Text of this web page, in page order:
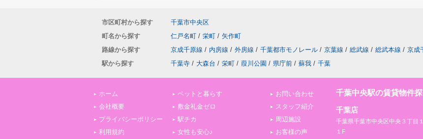
市区町村から探す
千葉市中央区
町名から探す
仁戸名町 / 栄町 / 矢作町
路線から探す
京成千原線 / 内房線 / 外房線 / 千葉都市モノレール / 京葉線 / 総武線 / 総武本線 / 京成
駅から探す
千葉寺 / 大森台 / 栄町 / 葭川公園 / 県庁前 / 蘇我 / 千葉
ホーム
会社概要
プライバシーポリシー
利用規約
ペットと暮らす
敷金礼金ゼロ
駅チカ
女性も安心♪
お問い合わせ
スタッフ紹介
周辺施設
お客様の声
千葉中央駅の賃貸物件
千葉店
千葉県千葉市中央区中央３丁目
１F